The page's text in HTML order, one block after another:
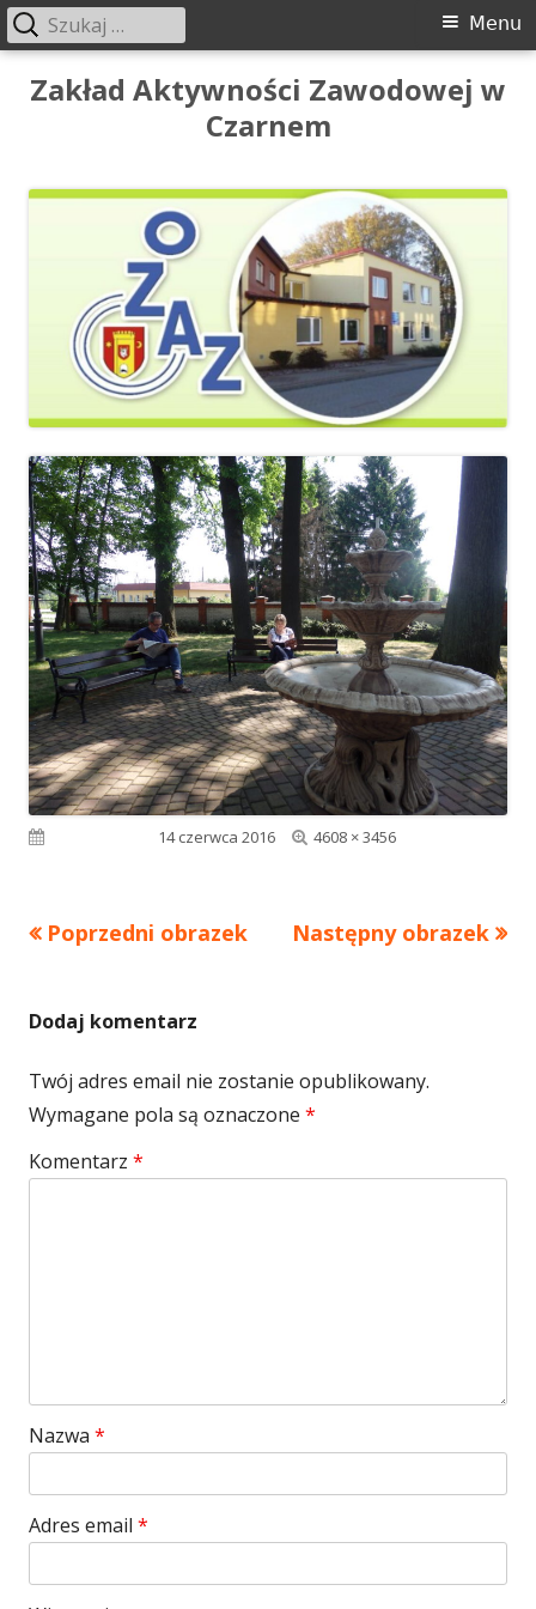
Przeskocz
Zakład Aktywności Zawodowej w
Czarnem
Menu
główne
Menu
Szukaj:
14 czerwca 2016
Pełny
4608 × 3456
Poprzedni obrazek Następny obrazek
Dodaj komentarz
Twój adres email nie zostanie opublikowany.
Wymagane pola są oznaczone *
Komentarz *
Nazwa *
Adres email *